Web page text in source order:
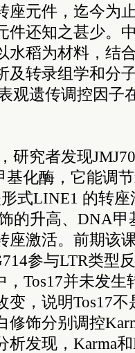
座元件，迄今为
件还知之甚少。
水稻为材料，结
及转录组学和分
观遗传调控因子
研究者发现
基化酶，它能调
式LINE1 的转
的升高、DNA
座激活。前期该
参与LTR类型
Tos17并未发生
，说明Tos17不
饰分别调控
析发现，Karma